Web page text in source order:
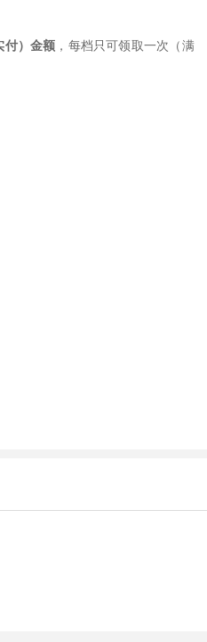
付）金额 ，每档只可领取一次（满